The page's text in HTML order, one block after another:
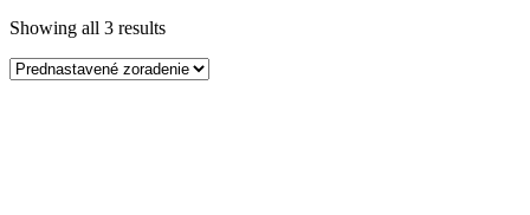
Showing all 3 results